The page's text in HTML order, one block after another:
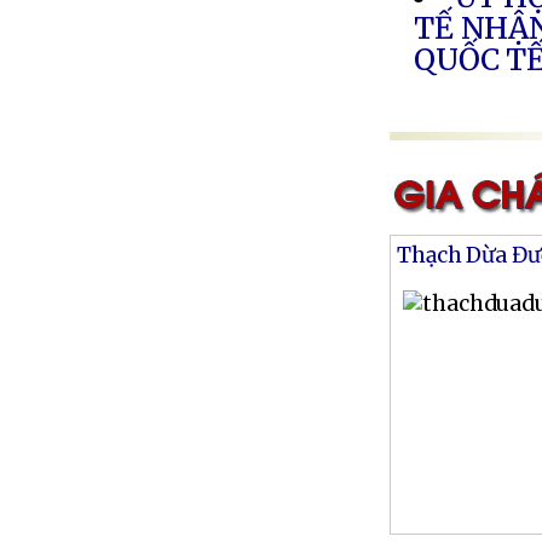
TẾ
QUỐC
Thạch Dừa